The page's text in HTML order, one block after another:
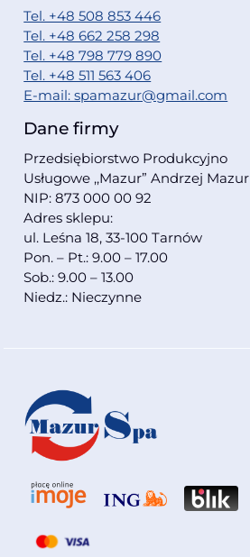
Tel. +48 508 853 446
Tel. +48 662 258 298
Tel. +48 798 779 890
Tel. +48 511 563 406
E-mail: spamazur@gmail.com
Dane firmy
Przedsiębiorstwo Produkcyjno
Usługowe ,,Mazur” Andrzej Mazur
NIP: 873 000 00 92
Adres sklepu:
ul. Leśna 18, 33-100 Tarnów
Pon. – Pt.: 9.00 – 17.00
Sob.: 9.00 – 13.00
Niedz.: Nieczynne